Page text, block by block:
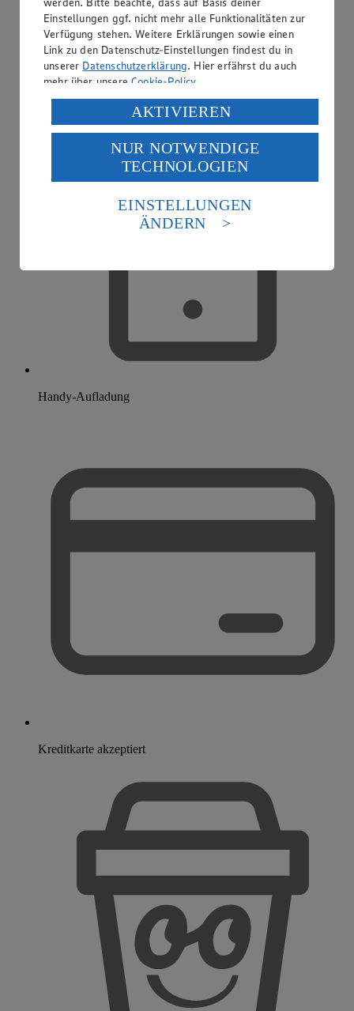
EDEKA smart
Handy-Aufladung
Kreditkarte akzeptiert
Einstellungen ggf. nicht mehr alle Funktionalitäten zur
Verfügung stehen. Weitere Erklärungen sowie einen
Link zu den Datenschutz-Einstellungen findest du in
unserer Datenschutzerklärung. Hier erfährst du auch
mehr über unsereCookie-Policy.
Verarbeitung deiner personenbezogenen Daten in den
USA durch Facebook und YouTube:
Wenn du auf „Aktivieren“ klickst, willigst du im Sinne
des Art. 49 Abs. 1 Satz 1 lit. a) DSGVO ein, dass deine
Daten in den USA verarbeitet werden. Der EuGH sieht
die USA als Land mit einem nach europäischen
Standards nicht angemessenen Datenschutzniveau an.
Es besteht das Risiko eines Zugriffs durch US-
Informationen zum Herausgeber der Seite findest du
AKTIVIEREN
NUR NOTWENDIGE
TECHNOLOGIEN
EINSTELLUNGEN
ÄNDERN